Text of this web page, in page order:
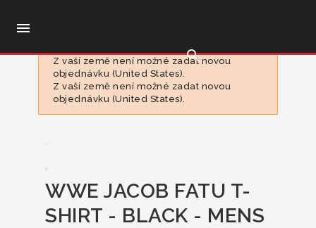

search
Z vaší země není možné zadat novou
objednávku (United States).
Z vaší země není možné zadat novou
objednávku (United States).
WWE JACOB FATU T-
SHIRT - BLACK - MENS